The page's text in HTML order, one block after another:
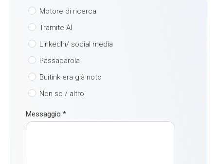
Motore di ricerca
Tramite AI
LinkedIn/ social media
Passaparola
Buitink era già noto
Non so / altro
Messaggio*